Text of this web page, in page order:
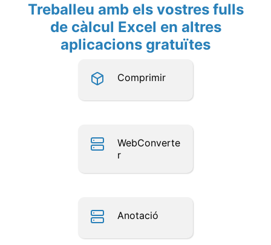
Treballeu amb els vostres fulls
de càlcul Excel en altres
aplicacions gratuïtes
Comprimir
WebConverte
r
Anotació